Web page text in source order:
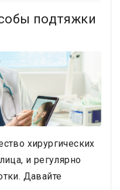
подтяжки
хирургических
и регулярно
Давайте